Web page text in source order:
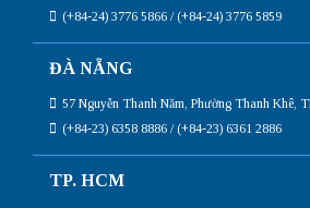
(+84-24) 3776 5866 / (+84-24) 3776 5859
ĐÀ NẴNG
57 Nguyễn Thanh Năm, Phường Thanh Khê,
(+84-23) 6358 8886 / (+84-23) 6361 2886
TP. HCM